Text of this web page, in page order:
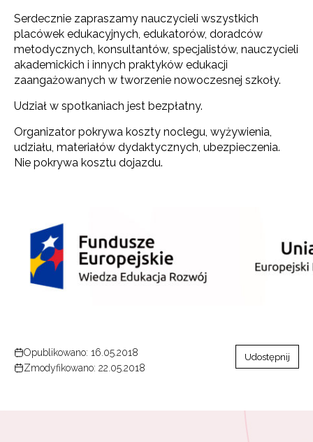
Serdecznie zapraszamy nauczycieli wszystkich
placówek edukacyjnych, edukatorów, doradców
metodycznych, konsultantów, specjalistów, nauczycieli
akademickich i innych praktyków edukacji
zaangażowanych w tworzenie nowoczesnej szkoły.
Udział w spotkaniach jest bezpłatny.
Organizator pokrywa koszty noclegu, wyżywienia,
udziału, materiałów dydaktycznych, ubezpieczenia.
Nie pokrywa kosztu dojazdu.
Opublikowano: 16.05.2018
Zmodyfikowano: 22.05.2018
Udostępnij